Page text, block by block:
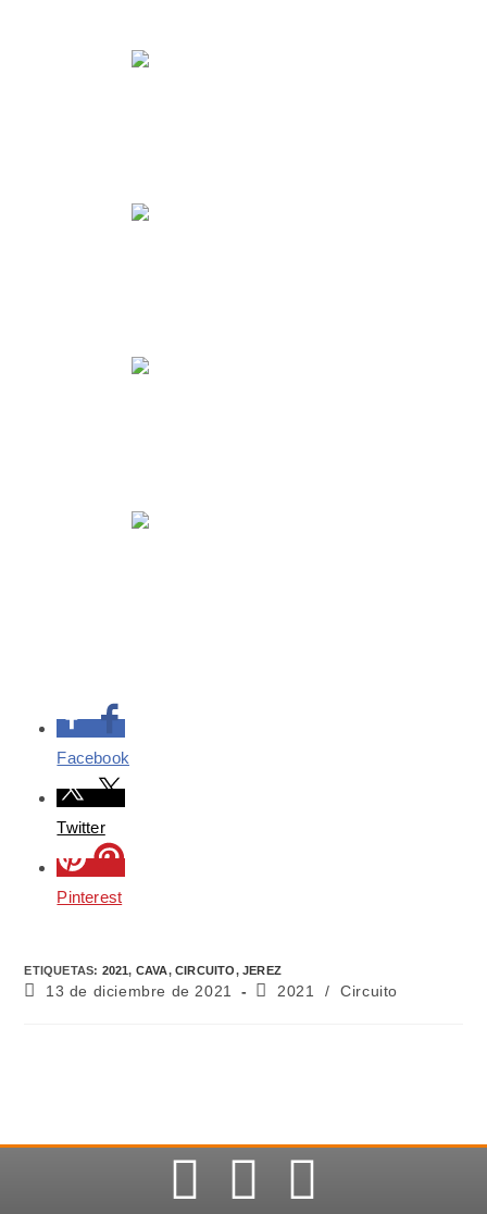
Facebook
Twitter
Pinterest
ETIQUETAS: 2021, CAVA, CIRCUITO, JEREZ
13 de diciembre de 2021 2021 / Circuito